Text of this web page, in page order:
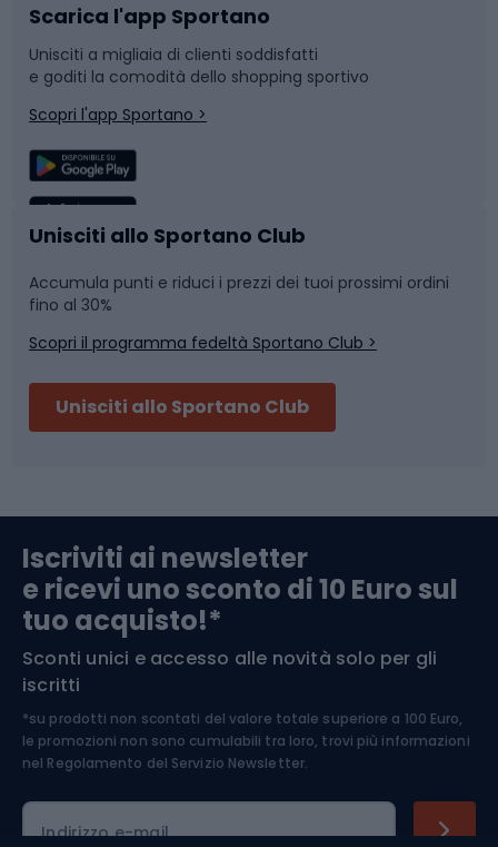
Bushcraft
Corsa
Sport di squadra
Caschi da ciclismo
Skitouring
Abbigliamento da escursionismo
Slitte e slittini
Snowboard
Camminata nordica
Nuoto
Pattinaggio
Componenti per biciclette
Arrampicata
Medicina dello sport
Abbigliamento ciclistico
Scarica l'app Sportano
Unisciti a migliaia di clienti soddisfatti
e goditi la comodità dello shopping sportivo
Scopri l'app Sportano >
Unisciti allo Sportano Club
Accumula punti e riduci i prezzi dei tuoi prossimi ordini
fino al 30%
Scopri il programma fedeltà Sportano Club >
Unisciti allo Sportano Club
Iscriviti ai newsletter
e ricevi uno sconto di 10 Euro sul
tuo acquisto!*
Sconti unici e accesso alle novità solo per gli
iscritti
*su prodotti non scontati del valore totale superiore a 100 Euro,
le promozioni non sono cumulabili tra loro, trovi più informazioni
nel Regolamento del Servizio Newsletter.
Indirizzo e-mail